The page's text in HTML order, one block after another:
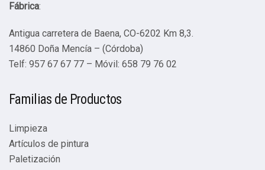
Fábrica:
Antigua carretera de Baena, CO-6202 Km 8,3.
14860 Doña Mencía – (Córdoba)
Telf: 957 67 67 77 – Móvil: 658 79 76 02
Familias de Productos
Limpieza
Artículos de pintura
Paletización